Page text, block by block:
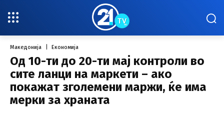
Македонија Економија
Од 10-ти до 20-ти мај контроли во
сите ланци на маркети – ако
покажат зголемени маржи, ќе има
мерки за храната